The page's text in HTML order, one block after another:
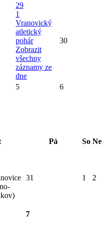
29
1
Vranovický
atletický
pohár
Zobrazit
všechny
záznamy ze
dne
30
5 6
Pá So Ne
31 1 2
7